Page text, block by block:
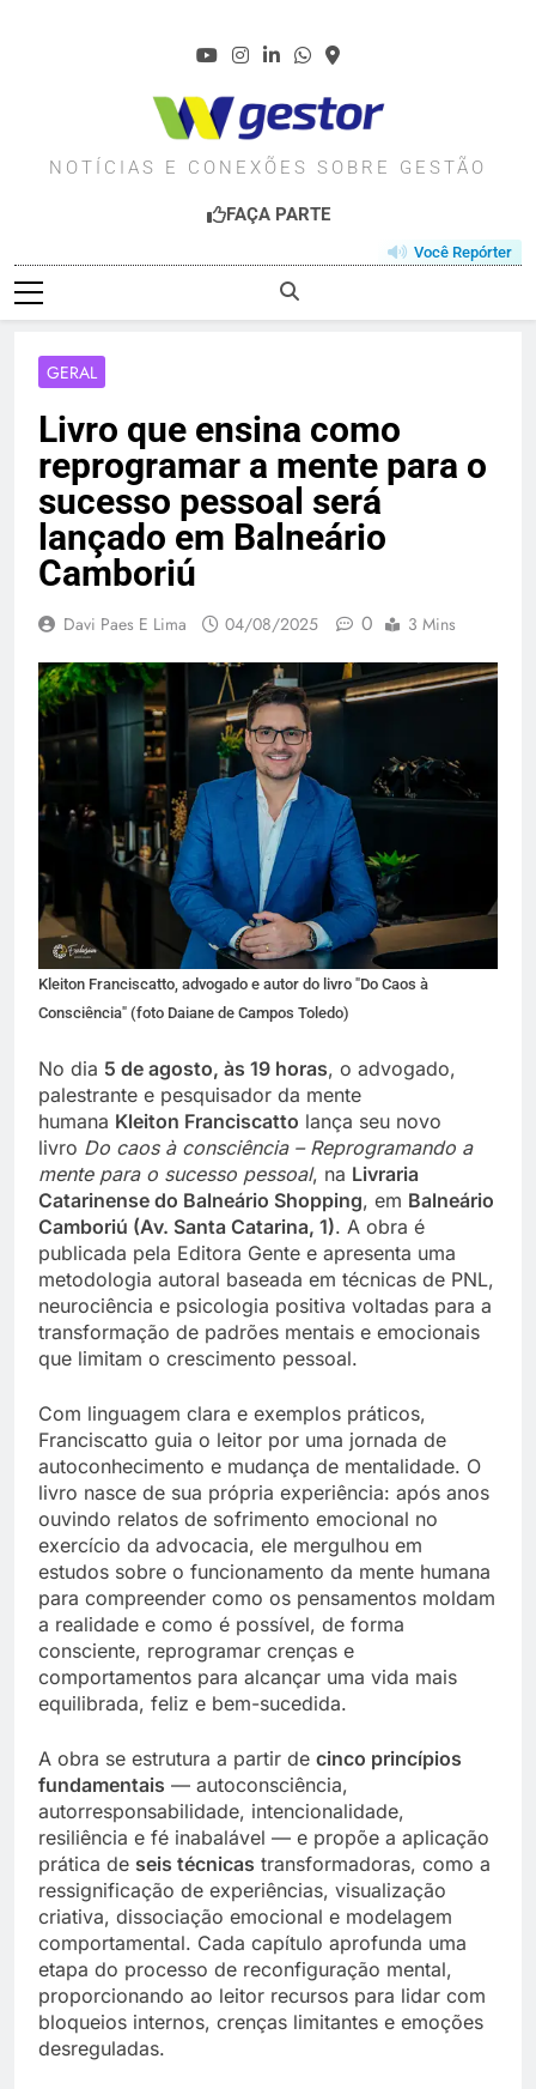
WGESTOR.COM.BR
NOTÍCIAS E CONEXÕES SOBRE GESTÃO
FAÇA PARTE
Você Repórter
GERAL
Livro que ensina como
reprogramar a mente para o
sucesso pessoal será
lançado em Balneário
Camboriú
Davi Paes E Lima 04/08/2025 0 3 Mins
Kleiton Franciscatto, advogado e autor do livro "Do Caos à
Consciência" (foto Daiane de Campos Toledo)
No dia 5 de agosto, às 19 horas, o advogado,
palestrante e pesquisador da mente
humana Kleiton Franciscatto lança seu novo
livro Do caos à consciência – Reprogramando a
mente para o sucesso pessoal, na Livraria
Catarinense do Balneário Shopping, em Balneário
Camboriú (Av. Santa Catarina, 1). A obra é
publicada pela Editora Gente e apresenta uma
metodologia autoral baseada em técnicas de PNL,
neurociência e psicologia positiva voltadas para a
transformação de padrões mentais e emocionais
que limitam o crescimento pessoal.
Com linguagem clara e exemplos práticos,
Franciscatto guia o leitor por uma jornada de
autoconhecimento e mudança de mentalidade. O
livro nasce de sua própria experiência: após anos
ouvindo relatos de sofrimento emocional no
exercício da advocacia, ele mergulhou em
estudos sobre o funcionamento da mente humana
para compreender como os pensamentos moldam
a realidade e como é possível, de forma
consciente, reprogramar crenças e
comportamentos para alcançar uma vida mais
equilibrada, feliz e bem-sucedida.
A obra se estrutura a partir de cinco princípios
fundamentais — autoconsciência,
autorresponsabilidade, intencionalidade,
resiliência e fé inabalável — e propõe a aplicação
prática de seis técnicas transformadoras, como a
ressignificação de experiências, visualização
criativa, dissociação emocional e modelagem
comportamental. Cada capítulo aprofunda uma
etapa do processo de reconfiguração mental,
proporcionando ao leitor recursos para lidar com
bloqueios internos, crenças limitantes e emoções
desreguladas.